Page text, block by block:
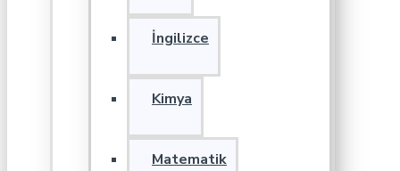
İngilizce
Kimya
Matematik